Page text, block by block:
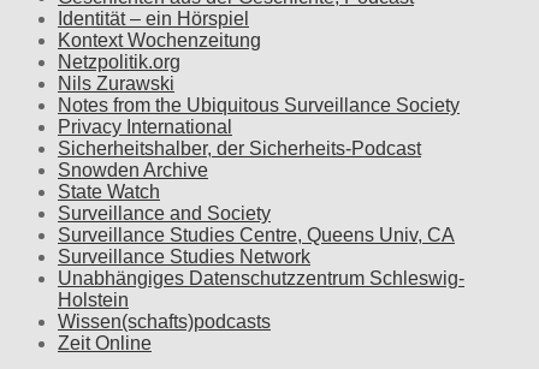
Identität – ein Hörspiel
Kontext Wochenzeitung
Netzpolitik.org
Nils Zurawski
Notes from the Ubiquitous Surveillance Society
Privacy International
Sicherheitshalber, der Sicherheits-Podcast
Snowden Archive
State Watch
Surveillance and Society
Surveillance Studies Centre, Queens Univ, CA
Surveillance Studies Network
Unabhängiges Datenschutzzentrum Schleswig-
Holstein
Wissen(schafts)podcasts
Zeit Online